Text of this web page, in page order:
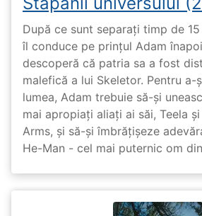
După ce sunt separați timp de
îl conduce pe prințul Adam
descoperă că patria sa a fost
malefică a lui Skeletor. Pentru a-
lumea, Adam trebuie să-și
mai apropiați aliați ai săi, Teela
Arms, și să-și îmbrățișeze
He-Man - cel mai puternic om